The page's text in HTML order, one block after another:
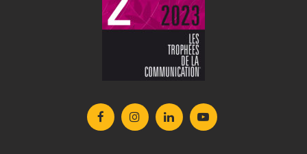
Lien
vers
Lien
vers
Lien
vers
Lien
vers